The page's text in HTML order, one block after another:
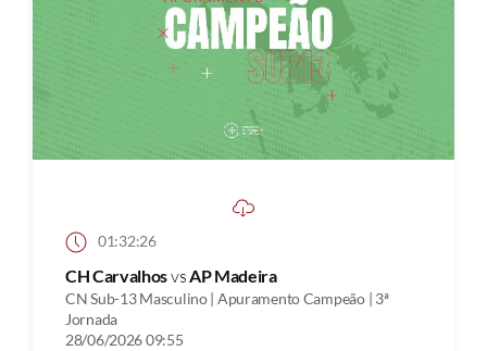
01:32:26
CH CarvalhosvsAP Madeira
CN Sub-13 Masculino | Apuramento Campeão | 3ª
Jornada
28/06/2026 09:55